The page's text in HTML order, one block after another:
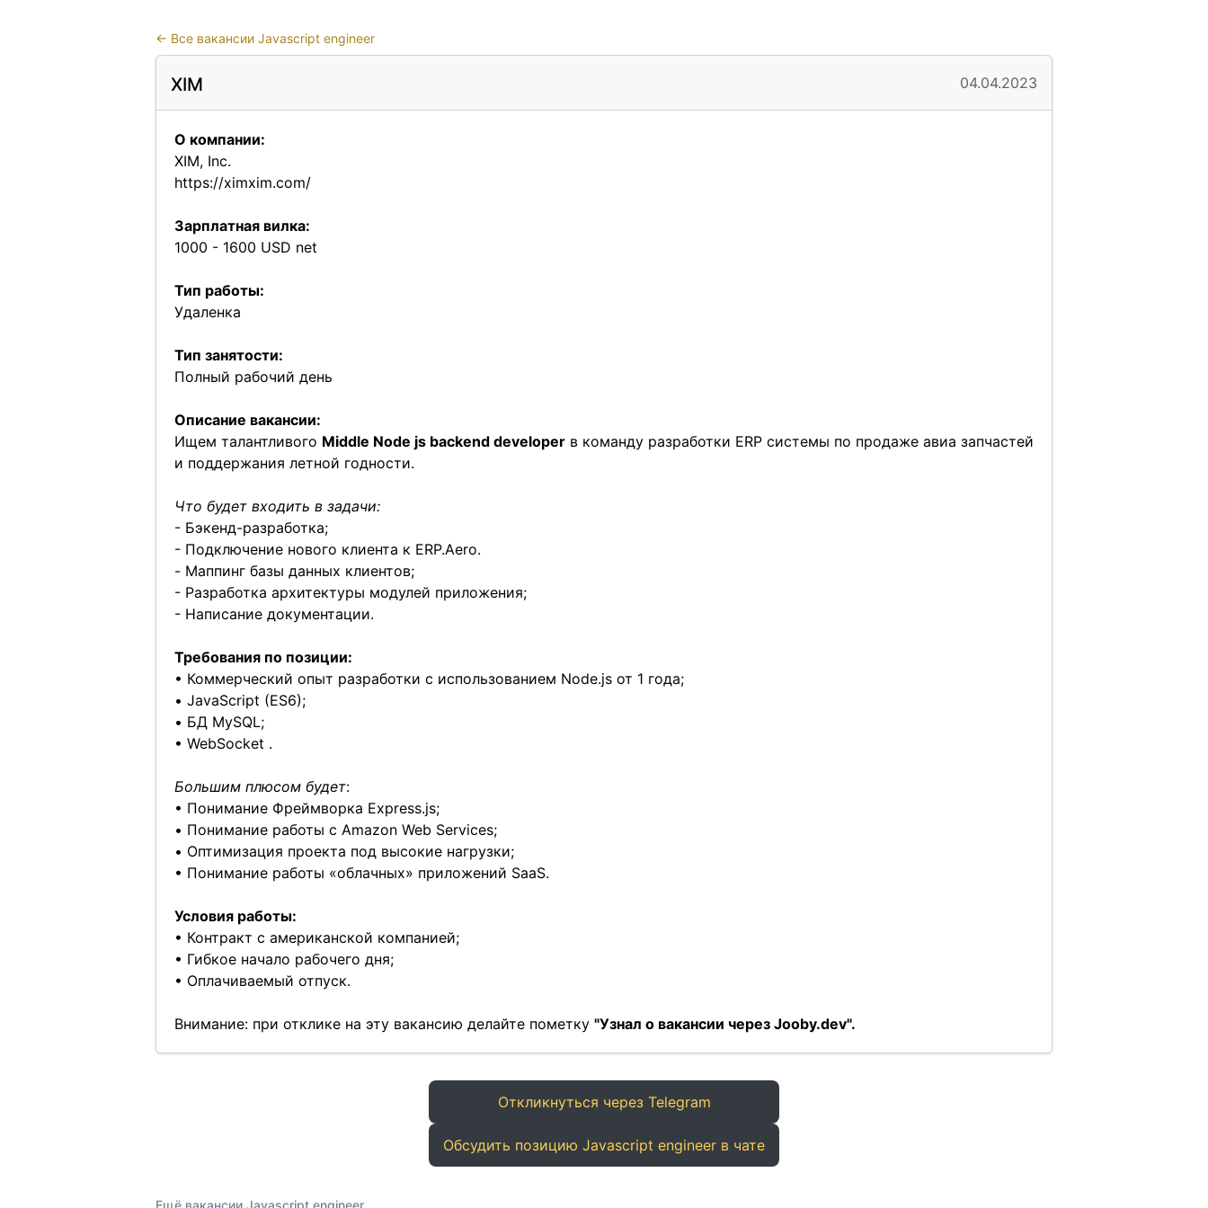
← Все вакансии Javascript engineer
XIM 04.04.2023
О компании:
XIM, Inc.
https://ximxim.com/
Зарплатная вилка:
1000 - 1600 USD net
Тип работы:
Удаленка
Тип занятости:
Полный рабочий день
Описание вакансии:
Ищем талантливого Middle Node js backend developerв команду разработки ERP системы по продаже авиа запчастей
и поддержания летной годности.
Что будет входить в задачи:
- Бэкенд-разработка;
- Подключение нового клиента к ERP.Aero.
- Маппинг базы данных клиентов;
- Разработка архитектуры модулей приложения;
- Написание документации.
Требования по позиции:
• Коммерческий опыт разработки с использованием Node.js от 1 года;
• JavaScript (ES6);
• БД MySQL;
• WebSocket .
Большим плюсом будет:
• Понимание Фреймворка Express.js;
• Понимание работы с Amazon Web Services;
• Оптимизация проекта под высокие нагрузки;
• Понимание работы «облачных» приложений SaaS.
Условия работы:
• Контракт с американской компанией;
• Гибкое начало рабочего дня;
• Оплачиваемый отпуск.
Внимание: при отклике на эту вакансию делайте пометку "Узнал о вакансии через Jooby.dev".
Откликнуться через Telegram
Обсудить позицию Javascript engineer в чате
Ещё вакансии Javascript engineer